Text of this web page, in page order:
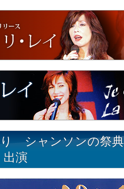
り シャンソンの祭典
出演